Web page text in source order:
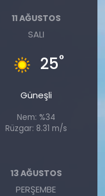
11 AĞUSTOS
SALI
25°
Güneşli
Nem: %34
Rüzgar: 8.31 m/s
13 AĞUSTOS
PERŞEMBE